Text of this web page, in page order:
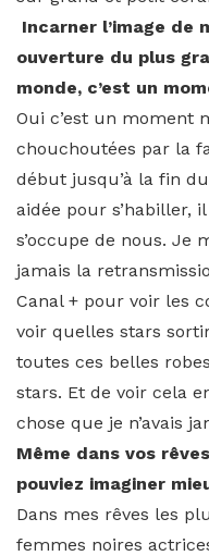
Incarner l’image de
ouverture du plus
monde, c’est un
Oui c’est un moment
chouchoutées par la
début jusqu’à la fin
aidée pour s’habiller,
s’occupe de nous. Je
jamais la
Canal + pour voir les
voir quelles stars
toutes ces belles
stars. Et de voir cela
chose que je n’avais
Même dans vos
pouviez imaginer
Dans mes rêves les
femmes noires